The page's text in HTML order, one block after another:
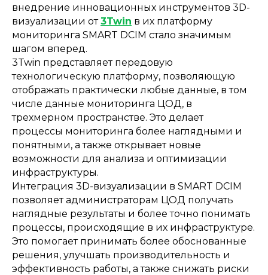
внедрение инновационных инструментов 3D-
визуализации от3Twin в их платформу
мониторинга SMART DCIM стало значимым
шагом вперед.
3Twin представляет передовую
технологическую платформу, позволяющую
отображать практически любые данные, в том
числе данные мониторинга ЦОД, в
трехмерном пространстве. Это делает
процессы мониторинга более наглядными и
понятными, а также открывает новые
возможности для анализа и оптимизации
инфраструктуры.
Интеграция 3D-визуализации в SMART DCIM
позволяет администраторам ЦОД получать
наглядные результаты и более точно понимать
процессы, происходящие в их инфраструктуре.
Это помогает принимать более обоснованные
решения, улучшать производительность и
эффективность работы, а также снижать риски